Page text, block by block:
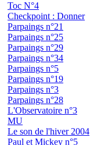
Toc N°4
Checkpoint : Donner
Parpaings n°21
Parpaings n°25
Parpaings n°29
Parpaings n°34
Parpaings n°5
Parpaings n°19
Parpaings n°3
Parpaings n°28
L'Observatoire n°3
MU
Le son de l'hiver 2004
Paul et Mickey n°5